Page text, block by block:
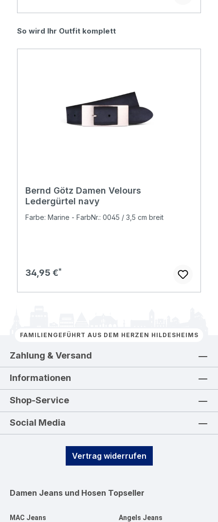
Produktgalerie überspringen
So wird Ihr Outfit komplett
Bernd Götz Damen Velours
Ledergürtel navy
Farbe: Marine - FarbNr.: 0045 / 3,5 cm breit
Regulärer Preis:
34,95 €
FAMILIENGEFÜHRT AUS DEM HERZEN HILDESHEIMS
Zahlung & Versand
Informationen
Shop-Service
Social Media
Vertrag widerrufen
Damen Jeans und Hosen Topseller
MAC Jeans Angels Jeans